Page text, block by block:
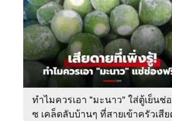
ทำไมควรเอา "มะนาว" ใส่ตู้เย็นช่
ซ เคล็ดลับบ้านๆ ที่สายเข้าครัวเสี